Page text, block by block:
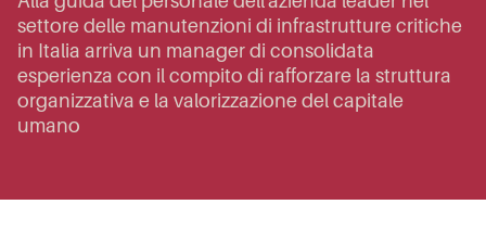
settore delle manutenzioni di infrastrutture critiche
in Italia arriva un manager di consolidata
esperienza con il compito di rafforzare la struttura
organizzativa e la valorizzazione del capitale
umano